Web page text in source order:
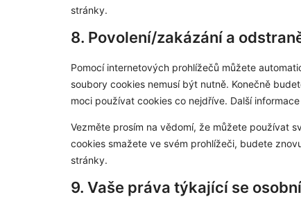
stránky.
8. Povolení/zakázání a
Pomocí internetových prohlížečů můžete
soubory cookies nemusí být nutně. Konečně
moci používat cookies co nejdříve. Další
Vezměte prosím na vědomí, že můžete používat
cookies smažete ve svém prohlížeči, budete
stránky.
9. Vaše práva týkající se